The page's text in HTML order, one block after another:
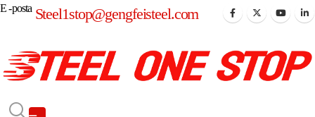
E -posta Steel1stop@gengfeisteel.com